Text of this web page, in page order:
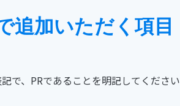
追加いただく項目
で、PRであることを明記してください